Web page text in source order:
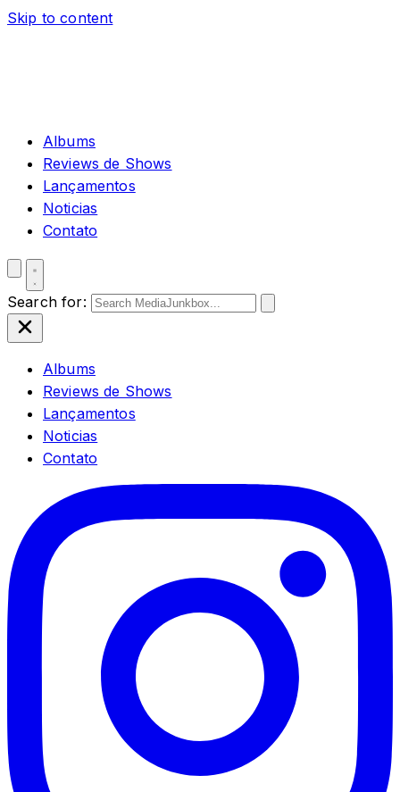
Skip to content
Albums
Reviews de Shows
Lançamentos
Noticias
Contato
Search for:
Albums
Reviews de Shows
Lançamentos
Noticias
Contato